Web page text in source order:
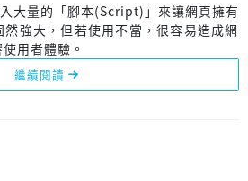
大量的「腳本(Script)」來讓網頁擁有
強大，但若使用不當，很容易造成網
用者體驗。
繼續閱讀